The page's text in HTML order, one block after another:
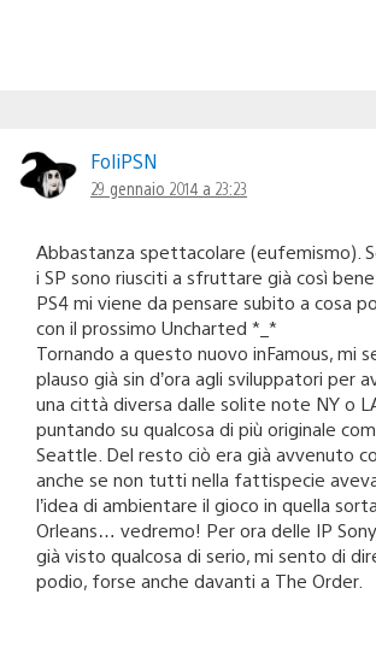
FoliPSN
29 gennaio 2014 a 23:23
Abbastanza spettacolare (eufemismo).
i SP sono riusciti a sfruttare già così bene
PS4 mi viene da pensare subito a cosa
con il prossimo Uncharted *_*
Tornando a questo nuovo inFamous, mi
plauso già sin d’ora agli sviluppatori per
una città diversa dalle solite note NY o
puntando su qualcosa di più originale
Seattle. Del resto ciò era già avvenuto
anche se non tutti nella fattispecie
l’idea di ambientare il gioco in quella
Orleans… vedremo! Per ora delle IP
già visto qualcosa di serio, mi sento di
podio, forse anche davanti a The Order.